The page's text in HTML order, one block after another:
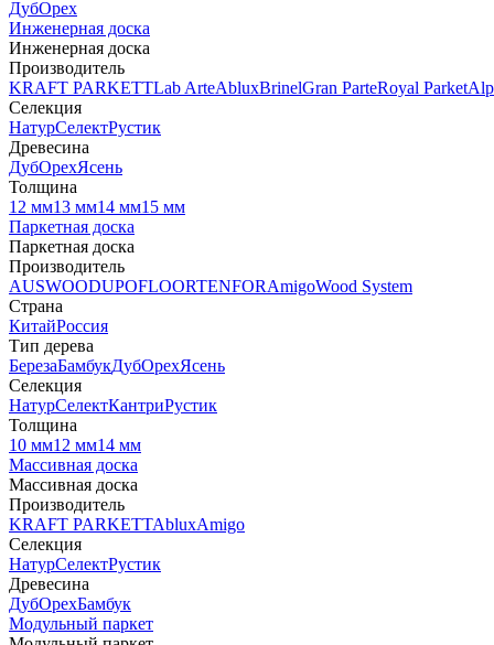
ДубОрех
Инженерная доска
Инженерная доска
Производитель
KRAFT PARKETTLab ArteAbluxBrinelGran ParteRoyal Parket
Селекция
НатурСелектРустик
Древесина
ДубОрехЯсень
Толщина
12 мм13 мм14 мм15 мм
Паркетная доска
Паркетная доска
Производитель
AUSWOODUPOFLOORTENFORAmigoWood System
Страна
КитайРоссия
Тип дерева
БерезаБамбукДубОрехЯсень
Селекция
НатурСелектКантриРустик
Толщина
10 мм12 мм14 мм
Массивная доска
Массивная доска
Производитель
KRAFT PARKETTAbluxAmigo
Селекция
НатурСелектРустик
Древесина
ДубОрехБамбук
Модульный паркет